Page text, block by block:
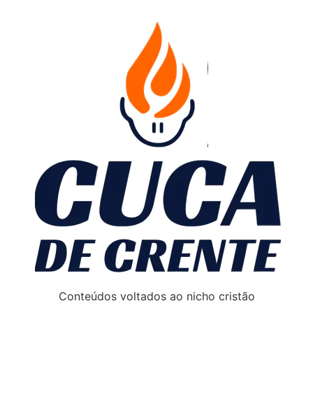
Conteúdos voltados ao nicho cristão